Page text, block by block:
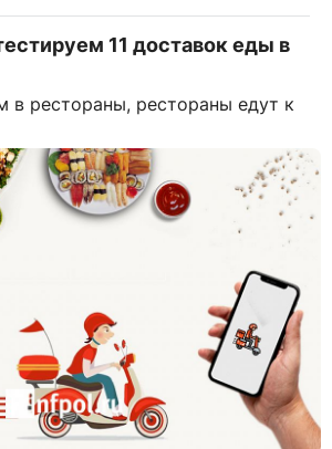
11 доставок еды в
в рестораны, рестораны едут к